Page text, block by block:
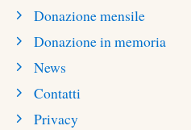
Donazione mensile
Donazione in memoria
News
Contatti
Privacy